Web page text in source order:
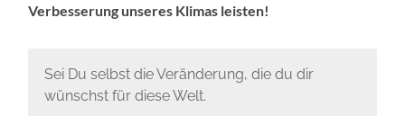
Verbesserung unseres Klimas leisten!
Sei Du selbst die Veränderung, die du dir
wünschst für diese Welt.